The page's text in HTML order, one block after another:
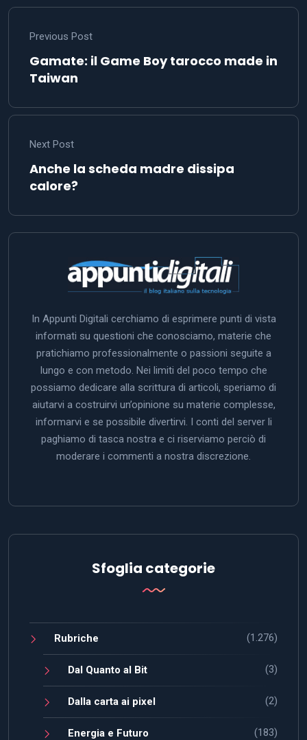
Previous Post
Gamate: il Game Boy tarocco made in
Taiwan
Next Post
Anche la scheda madre dissipa
calore?
In Appunti Digitali cerchiamo di esprimere punti di vista
informati su questioni che conosciamo, materie che
pratichiamo professionalmente o passioni seguite a
lungo e con metodo. Nei limiti del poco tempo che
possiamo dedicare alla scrittura di articoli, speriamo di
aiutarvi a costruirvi un’opinione su materie complesse,
informarvi e se possibile divertirvi. I conti del server li
paghiamo di tasca nostra e ci riserviamo perciò di
moderare i commenti a nostra discrezione.
Sfoglia categorie
Rubriche (1.276)
Dal Quanto al Bit (3)
Dalla carta ai pixel (2)
Energia e Futuro (183)